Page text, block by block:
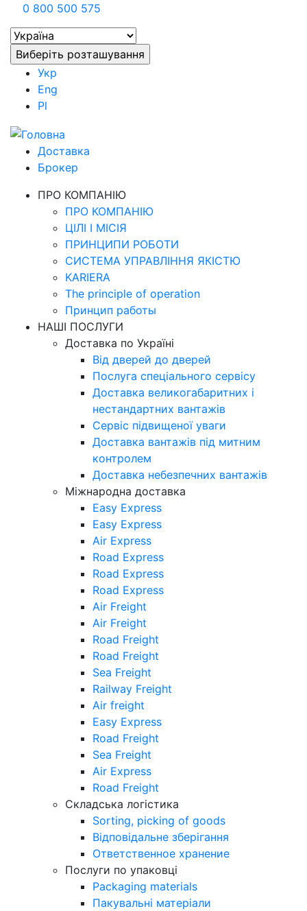
0 800 500 575
Укр
Eng
Pl
Доставка
Брокер
ПРО КОМПАНІЮ
ПРО КОМПАНІЮ
ЦІЛІ І МІСІЯ
ПРИНЦИПИ РОБОТИ
СИСТЕМА УПРАВЛІННЯ ЯКІСТЮ
KARIERA
The principle of operation
Принцип работы
НАШІ ПОСЛУГИ
Доставка по Україні
Від дверей до дверей
Послуга спеціального сервісу
Доставка великогабаритних і
нестандартних вантажів
Сервіс підвищеної уваги
Доставка вантажів під митним
контролем
Доставка небезпечних вантажів
Міжнародна доставка
Easy Express
Easy Express
Air Express
Road Express
Road Express
Road Express
Air Freight
Air Freight
Road Freight
Road Freight
Sea Freight
Railway Freight
Air freight
Easy Express
Road Freight
Sea Freight
Air Express
Road Freight
Складська логістика
Sorting, picking of goods
Відповідальне зберігання
Ответственное хранение
Послуги по упаковці
Packaging materials
Пакувальнi матерiали